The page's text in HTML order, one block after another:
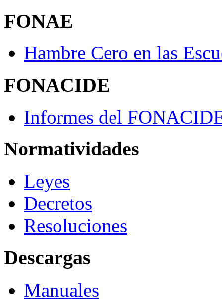
FONAE
Hambre Cero en las
FONACIDE
Informes del
Normatividades
Leyes
Decretos
Resoluciones
Descargas
Manuales